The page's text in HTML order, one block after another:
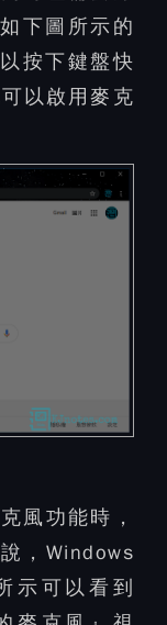
下圖所示的
按下鍵盤快
以啟用麥克
風功能時，
，Windows
示可以看到